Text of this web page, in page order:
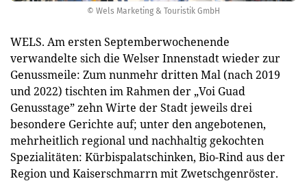
© Wels Marketing & Touristik GmbH
WELS. Am ersten Septemberwochenende
verwandelte sich die Welser Innenstadt wieder zur
Genussmeile: Zum nunmehr dritten Mal (nach 2019
und 2022) tischten im Rahmen der „Voi Guad
Genusstage” zehn Wirte der Stadt jeweils drei
besondere Gerichte auf; unter den angebotenen,
mehrheitlich regional und nachhaltig gekochten
Spezialitäten: Kürbispalatschinken, Bio-Rind aus der
Region und Kaiserschmarrn mit Zwetschgenröster.